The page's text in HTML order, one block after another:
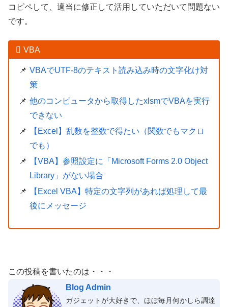
コピペして、適当に修正して活用していただいて問題ない
です。
VBA
VBAでUTF-8のテキスト読み込み時の文字化け対
策
他のコンピュータから取得したxlsmでVBAを実行
できない
【Excel】乱数を整数で得たい（関数でもマクロ
でも）
【VBA】参照設定に「Microsoft Forms 2.0 Object
Library」がない場合
【Excel VBA】特定の文字列があれば処理して最
後にメッセージ
この投稿を書いたのは・・・
Blog Admin
ガジェットが大好きで、ほぼ毎月何かしら調達